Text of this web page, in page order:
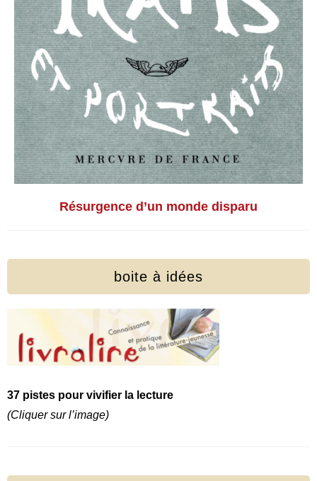
Résurgence d’un monde disparu
boite à idées
37 pistes pour vivifier la lecture
(Cliquer sur l’image)